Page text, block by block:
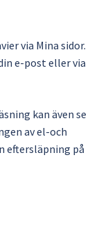
via Mina sidor.
e-post eller via
kan även se
av el-och
eftersläpning på